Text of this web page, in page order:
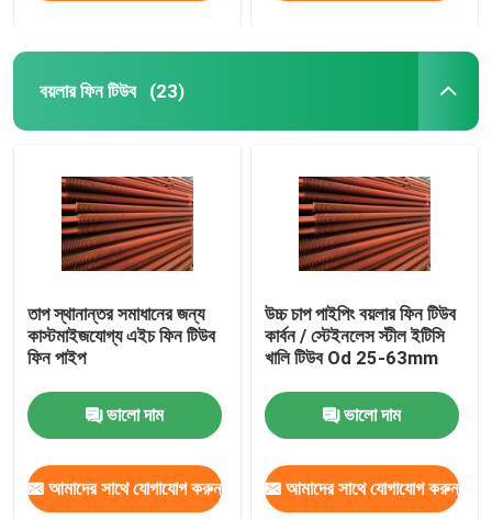
বয়লার ফিন টিউব (23)
তাপ স্থানান্তর সমাধানের জন্য
কাস্টমাইজযোগ্য এইচ ফিন টিউব
ফিন পাইপ
ভালো দাম
আমাদের সাথে যোগাযোগ করুন
উচ্চ চাপ পাইপিং বয়লার ফিন টিউব
কার্বন / স্টেইনলেস স্টীল ইটিসি
খালি টিউব Od 25-63mm
ভালো দাম
আমাদের সাথে যোগাযোগ করুন